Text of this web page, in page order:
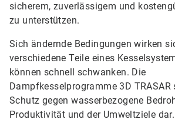
sicherem, zuverlässigem und
zu unterstützen.
Sich ändernde Bedingungen wirken
verschiedene Teile eines
können schnell schwanken. Die
Dampfkesselprogramme 3D TRASAR
Schutz gegen wasserbezogene
Produktivität und der Umweltziele dar.